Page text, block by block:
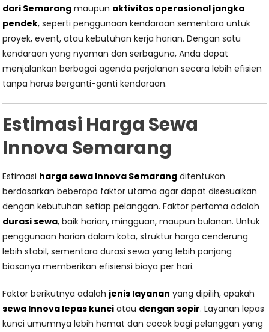
dari Semarang maupun aktivitas operasional jangka
pendek, seperti penggunaan kendaraan sementara untuk
proyek, event, atau kebutuhan kerja harian. Dengan satu
kendaraan yang nyaman dan serbaguna, Anda dapat
menjalankan berbagai agenda perjalanan secara lebih efisien
tanpa harus berganti-ganti kendaraan.
Estimasi Harga Sewa
Innova Semarang
Estimasi harga sewa Innova Semarang ditentukan
berdasarkan beberapa faktor utama agar dapat disesuaikan
dengan kebutuhan setiap pelanggan. Faktor pertama adalah
durasi sewa, baik harian, mingguan, maupun bulanan. Untuk
penggunaan harian dalam kota, struktur harga cenderung
lebih stabil, sementara durasi sewa yang lebih panjang
biasanya memberikan efisiensi biaya per hari.
Faktor berikutnya adalah jenis layanan yang dipilih, apakah
sewa Innova lepas kunci atau dengan sopir. Layanan lepas
kunci umumnya lebih hemat dan cocok bagi pelanggan yang